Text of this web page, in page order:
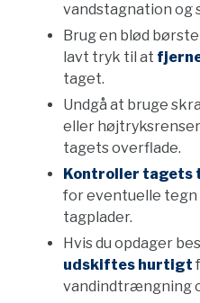
vandstagnation og
Brug en blød
lavt tryk til at
taget.
Undgå at bruge
eller
tagets overflade.
Kontroller tagets
for eventuelle tegn
tagplader.
Hvis du opdager
udskiftes hurtigt
vandindtrængning